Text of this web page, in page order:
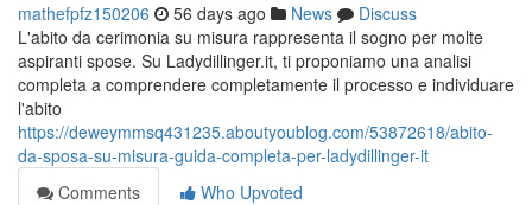
mathefpfz150206 56 days ago News
Discuss
L'abito da cerimonia su misura rappresenta il sogno per molte
aspiranti spose. Su Ladydillinger.it, ti proponiamo una analisi
completa a comprendere completamente il processo e individuare
l'abito
https://deweymmsq431235.aboutyoublog.com/53872618/abito-
da-sposa-su-misura-guida-completa-per-ladydillinger-it
Comments
Who Upvoted